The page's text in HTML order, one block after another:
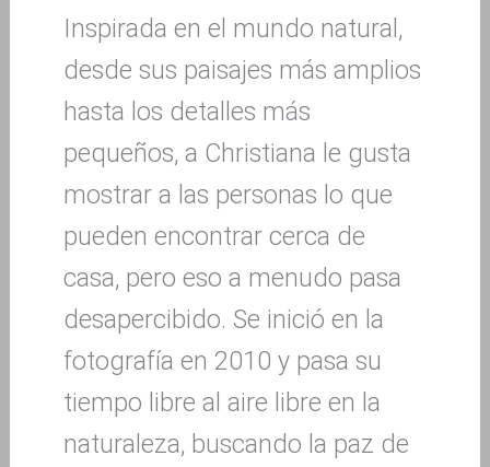
Inspirada en el mundo natural,
desde sus paisajes más amplios
hasta los detalles más
pequeños, a Christiana le gusta
mostrar a las personas lo que
pueden encontrar cerca de
casa, pero eso a menudo pasa
desapercibido. Se inició en la
fotografía en 2010 y pasa su
tiempo libre al aire libre en la
naturaleza, buscando la paz de